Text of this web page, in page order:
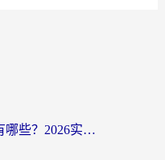
海外看腾讯视频的软件有哪些？2026实测有效，留学生都在用的回国加速器指南